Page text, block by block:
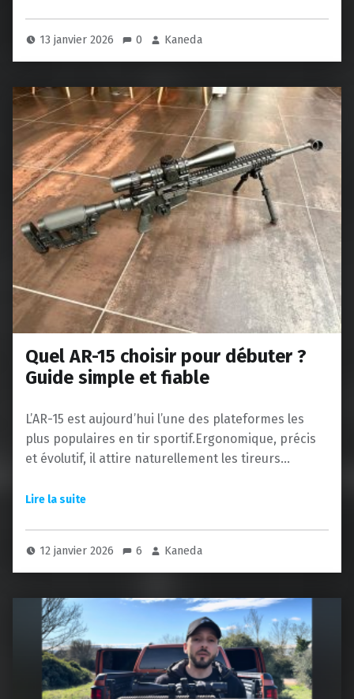
13 janvier 2026 0 Kaneda
Quel AR-15 choisir pour débuter ?
Guide simple et fiable
L’AR-15 est aujourd’hui l’une des plateformes les
plus populaires en tir sportif.Ergonomique, précis
et évolutif, il attire naturellement les tireurs…
12 janvier 2026 6 Kaneda